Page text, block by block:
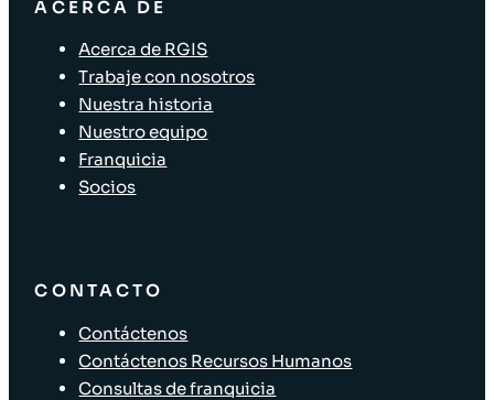
ACERCA DE
Acerca de RGIS
Trabaje con nosotros
Nuestra historia
Nuestro equipo
Franquicia
Socios
CONTACTO
Contáctenos
Contáctenos Recursos Humanos
Consultas de franquicia